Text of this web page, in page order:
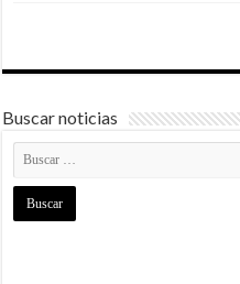
Buscar noticias